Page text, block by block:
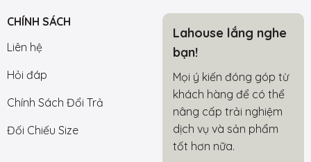
CHÍNH SÁCH
Liên hệ
Hỏi đáp
Chính Sách Đổi Trả
Đối Chiếu Size
Lahouse lắng nghe
bạn!
Mọi ý kiến đóng góp từ
khách hàng để có thể
nâng cấp trải nghiệm
dịch vụ và sản phẩm
tốt hơn nữa.